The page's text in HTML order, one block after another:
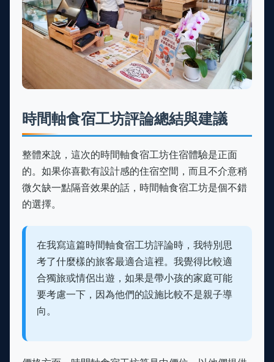
時間軸食宿工坊評論總結與建議
整體來說，這次的時間軸食宿工坊住宿體驗是正面
的。如果你喜歡有設計感的住宿空間，而且不介意稍
微欠缺一點隔音效果的話，時間軸食宿工坊是個不錯
的選擇。
在我寫這篇時間軸食宿工坊評論時，我特別思
考了什麼樣的旅客最適合這裡。我覺得比較適
合獨旅或情侶出遊，如果是帶小孩的家庭可能
要考慮一下，因為他們的設施比較不是親子導
向。